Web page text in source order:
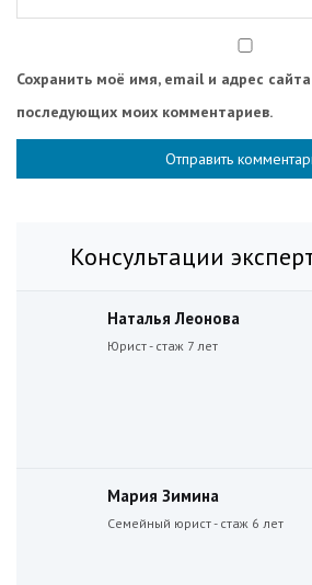
Сохранить моё имя, email и адрес
последующих моих комментариев.
Консультации
Наталья Леонова
Юрист - стаж 7 лет
Мария Зимина
Семейный юрист - стаж 6 лет